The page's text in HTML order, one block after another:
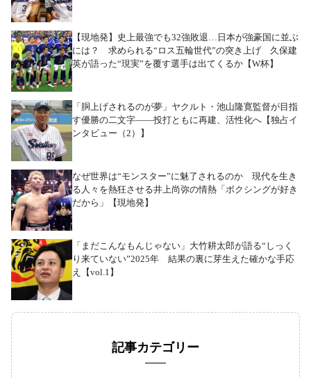
【現地発】史上最強でも32強敗退…日本が強豪国に並ぶ
には？ 求められる“ロス五輪世代”の突き上げ 久保建
英が語った“現実”を覆す選手は出てくるか【W杯】
「胴上げされるのが夢」ヤクルト・池山隆寛監督が目指
す優勝の二文字――投打ともに再建、活性化へ【独占イ
ンタビュー（2）】
なぜ世界は“モンスター”に魅了されるのか 現代を生き
る人々を熱狂させる井上尚弥の情熱「ボクシングが好き
だから」【現地発】
「まだこんなもんじゃない」大竹耕太郎が語る“しっく
り来ていない”2025年 結果の裏に芽生えた確かな手応
え【vol.1】
記事カテゴリー